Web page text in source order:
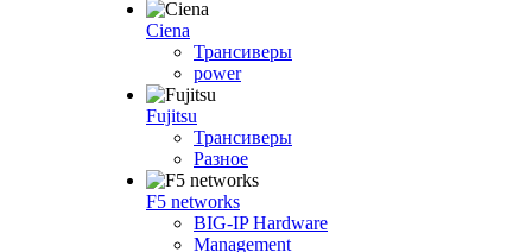
Ciena
Трансиверы
power
Fujitsu
Трансиверы
Разное
F5 networks
BIG-IP Hardware
Management